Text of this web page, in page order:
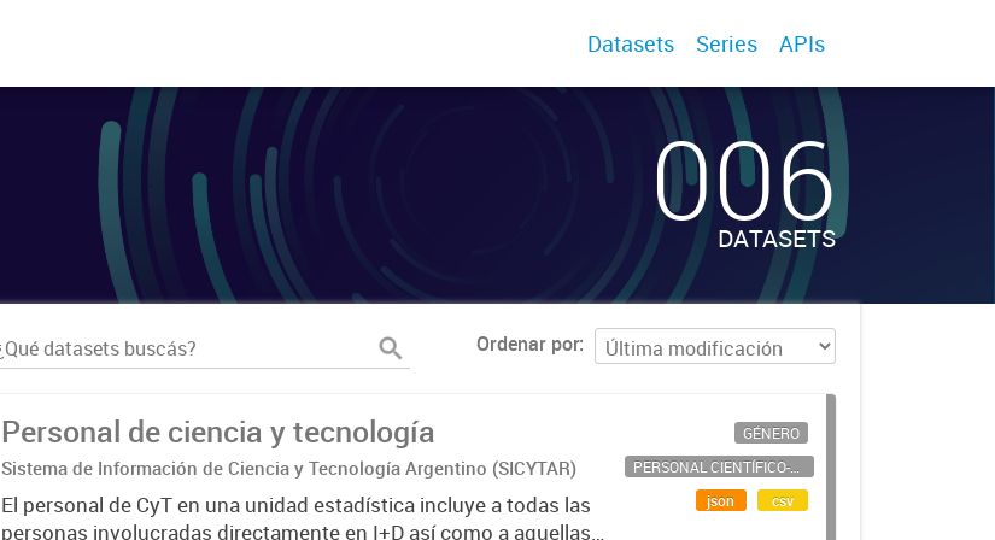
Datasets Series APIs
006
DATASETS
Ordenar por
Personal de ciencia y tecnología
Sistema de Información de Ciencia y Tecnología Argentino (SICYTAR)
El personal de CyT en una unidad estadística incluye a todas las
personas involucradas directamente en I+D así como a aquellas
GÉNERO
PERSONAL CIENTÍFICO-TECNOLÓGICO
json
csv